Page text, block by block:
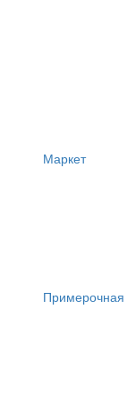
Маркет
Примерочная